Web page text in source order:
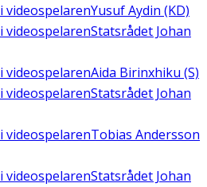
i videospelarenYusuf Aydin (KD)
i videospelarenStatsrådet Johan
i videospelarenAida Birinxhiku (S)
i videospelarenStatsrådet Johan
i videospelarenTobias Andersson
i videospelarenStatsrådet Johan